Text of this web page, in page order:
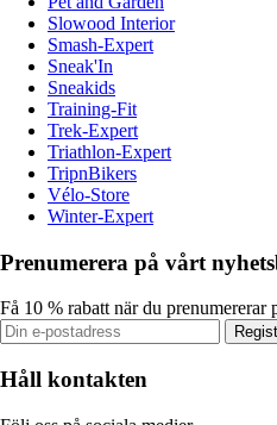
Slowood Interior
Smash-Expert
Sneak'In
Sneakids
Training-Fit
Trek-Expert
Triathlon-Expert
TripnBikers
Vélo-Store
Winter-Expert
Prenumerera på vårt
Få 10 % rabatt när du prenumererar
Håll kontakten